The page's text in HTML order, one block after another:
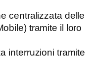
centralizzata delle
tramite il loro
interruzioni tramite